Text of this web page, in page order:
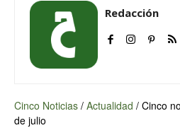
Redacción
Cinco Noticias / Actualidad / Cinco
de julio